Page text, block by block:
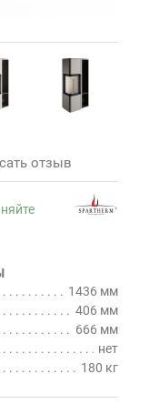
отзыв
1436 мм
406 мм
666 мм
нет
180 кг